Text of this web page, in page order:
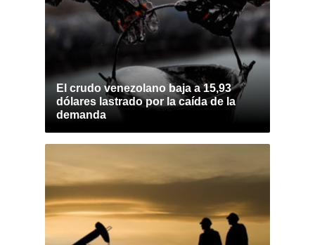
El crudo venezolano baja a 15,93
dólares lastrado por la caída de la
demanda